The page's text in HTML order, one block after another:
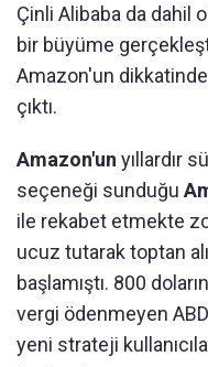
Çinli Alibaba da dahil
bir büyüme
Amazon'un
çıktı.
Amazon'un yıllardır
seçeneği sunduğu
ile rekabet etmekte
ucuz tutarak toptan
başlamıştı. 800
vergi ödenmeyen
yeni strateji